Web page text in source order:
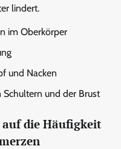
lindert.
im Oberkörper
und Nacken
und der Brust
die Häufigkeit